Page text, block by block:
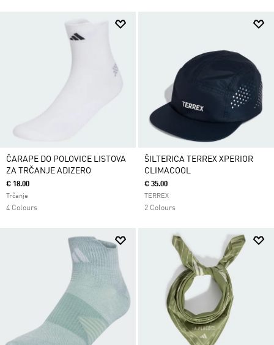
ČARAPE DO POLOVICE LISTOVA
ZA TRČANJE ADIZERO
€ 18.00
Trčanje
4 Colours
ŠILTERICA TERREX XPERIOR
CLIMACOOL
€ 35.00
TERREX
2 Colours